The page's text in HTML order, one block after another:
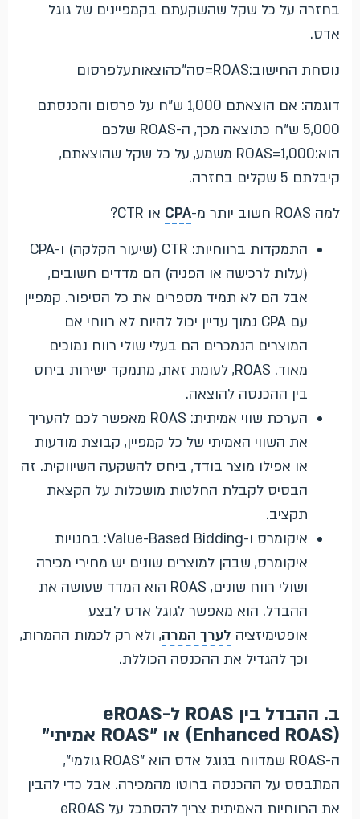
בחזרה על כל שקל שהשקעתם בקמפיינים של גוגל
אדס.
נוסחת החישוב:
ROAS
=סה"כהוצאותעלפרסום
דוגמה: אם הוצאתם 1,000 ש"ח על פרסום והכנסתם
5,000 ש"ח כתוצאה מכך, ה-ROAS שלכם
הוא:
ROAS=1,000
משמע, על כל שקל שהוצאתם,
קיבלתם 5 שקלים בחזרה.
למה ROAS חשוב יותר מ-
CPA או CTR?
התמקדות ברווחיות: CTR (שיעור הקלקה) ו-CPA
(עלות לרכישה או הפניה) הם מדדים חשובים,
אבל הם לא תמיד מספרים את כל הסיפור. קמפיין
עם CPA נמוך עדיין יכול להיות לא רווחי אם
המוצרים הנמכרים הם בעלי שולי רווח נמוכים
מאוד. ROAS, לעומת זאת, מתמקד ישירות ביחס
בין ההכנסה להוצאה.
הערכת שווי אמיתית: ROAS מאפשר לכם להעריך
את השווי האמיתי של כל קמפיין, קבוצת מודעות
או אפילו מוצר בודד, ביחס להשקעה השיווקית. זה
הבסיס לקבלת החלטות מושכלות על הקצאת
תקציב.
איקומרס ו-Value-Based Bidding: בחנויות
איקומרס, שבהן למוצרים שונים יש מחירי מכירה
ושולי רווח שונים, ROAS הוא המדד שעושה את
ההבדל. הוא מאפשר לגוגל אדס לבצע
אופטימיזציה לערך המרה, ולא רק לכמות ההמרות,
וכך להגדיל את ההכנסה הכוללת.
ב. ההבדל בין ROAS ל-eROAS
(Enhanced ROAS) או "ROAS אמיתי"
ה-ROAS שמדווח בגוגל אדס הוא "ROAS גולמי",
המתבסס על ההכנסה ברוטו מהמכירה. אבל כדי להבין
את הרווחיות האמיתית צריך להסתכל על eROAS